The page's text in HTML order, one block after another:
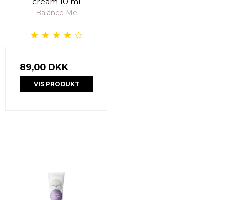
Balance Me
89,00 DKK
VIS PRODUKT